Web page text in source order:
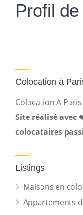
Profil
Colocation à
Colocation A Paris
Site réalisé avec
colocataires
Listings
Maisons en
Appartements